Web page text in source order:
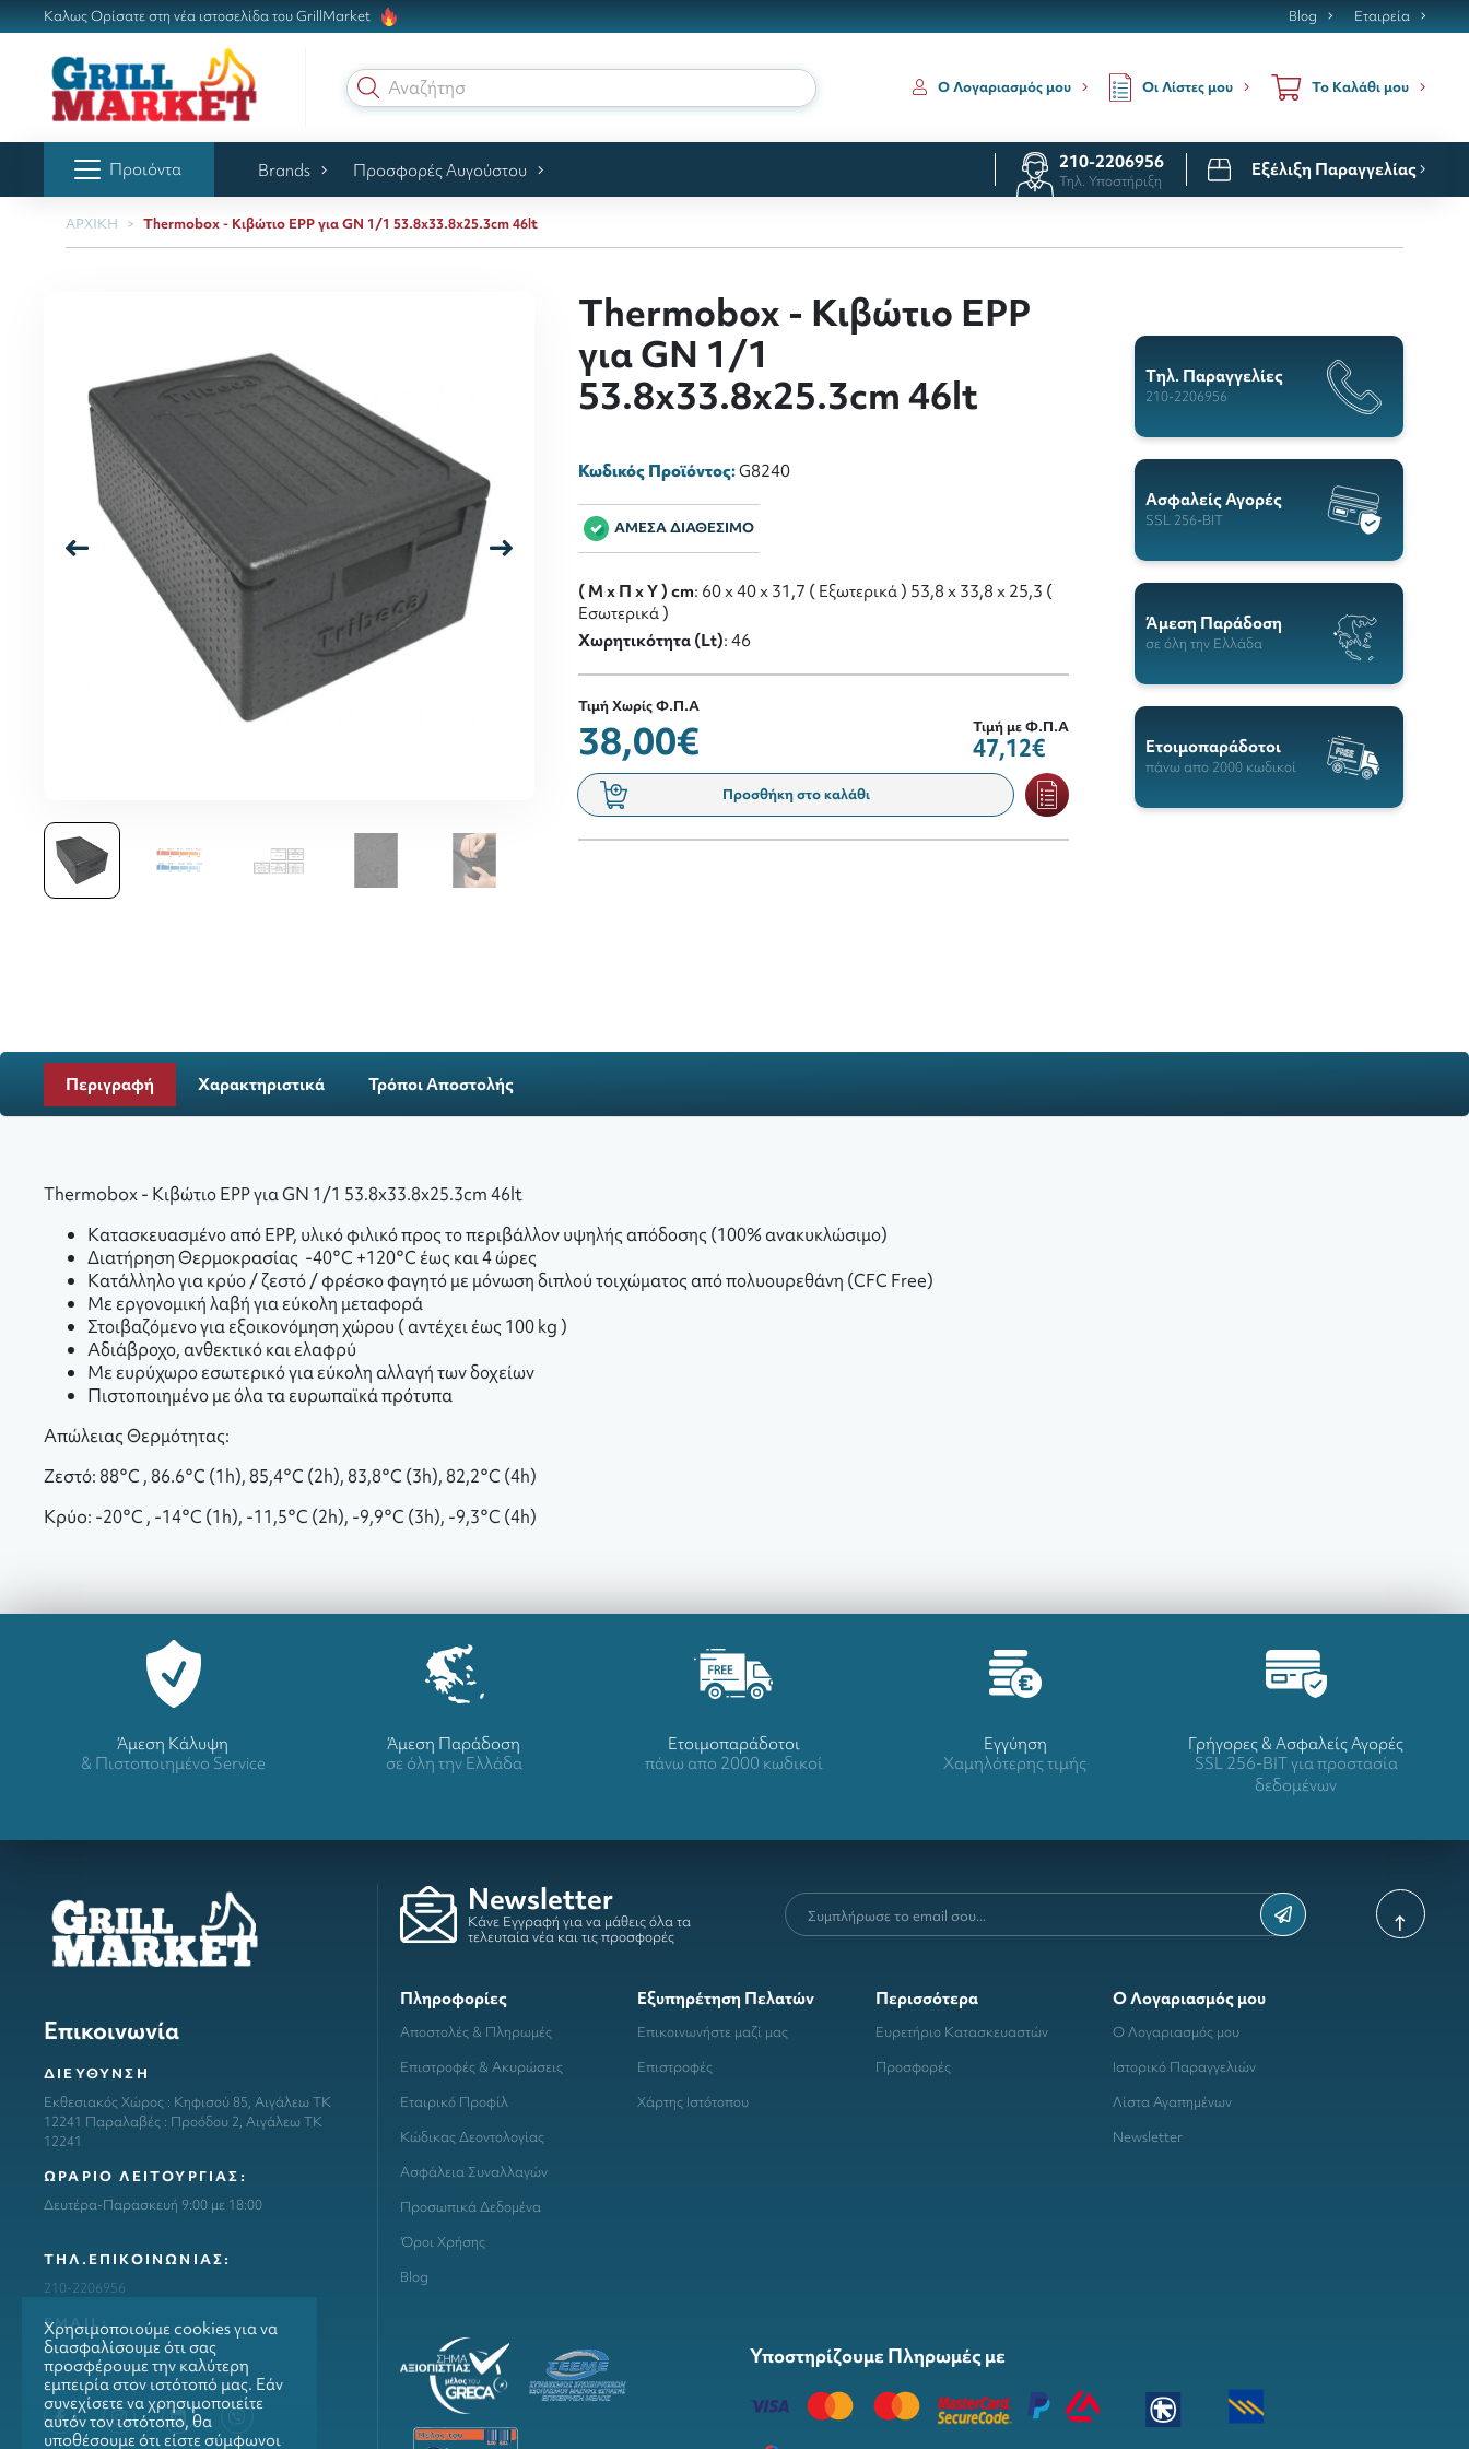
Καλως Ορίσατε στη νέα ιστοσελίδα του GrillMarket Blog Εταιρεία
Αναζήτηση για Ο Λογαριασμός μου Οι Λίστες μου Το Καλάθι μου
Προιόντα Brands Προσφορές Αυγούστου 210-2206956
Τηλ. Υποστήριξη
Εξέλιξη Παραγγελίας
ΑΡΧΙΚΗ Thermobox - Κιβώτιο EPP για GN 1/1 53.8x33.8x25.3cm 46lt
Thermobox - Κιβώτιο EPP
για GN 1/1
53.8x33.8x25.3cm 46lt
Κωδικός Προϊόντος:G8240
ΑΜΕΣΑ ΔΙΑΘΕΣΙΜΟ
( M x Π x Y ) cm: 60 x 40 x 31,7 ( Εξωτερικά ) 53,8 x 33,8 x 25,3 (
Εσωτερικά )
Χωρητικότητα (Lt): 46
Τιμή Χωρίς Φ.Π.Α
38,00€ Τιμή με Φ.Π.Α
47,12€
Προσθήκη στο καλάθι
Tηλ. Παραγγελίες
210-2206956
Ασφαλείς Αγορές
SSL 256-BIT
Άμεση Παράδοση
σε όλη την Ελλάδα
Ετοιμοπαράδοτοι
πάνω απο 2000 κωδικοί
Περιγραφή Χαρακτηριστικά Τρόποι Αποστολής
Thermobox - Κιβώτιο EPP για GN 1/1 53.8x33.8x25.3cm 46lt
Κατασκευασμένο από EPP, υλικό φιλικό προς το περιβάλλον υψηλής απόδοσης (100% ανακυκλώσιμο)
Διατήρηση Θερμοκρασίας -40°C +120°C έως και 4 ώρες
Κατάλληλο για κρύο / ζεστό / φρέσκο φαγητό με μόνωση διπλού τοιχώματος από πολυουρεθάνη (CFC Free)
Με εργονομική λαβή για εύκολη μεταφορά
Στοιβαζόμενο για εξοικονόμηση χώρου ( αντέχει έως 100 kg )
Αδιάβροχο, ανθεκτικό και ελαφρύ
Με ευρύχωρο εσωτερικό για εύκολη αλλαγή των δοχείων
Πιστοποιημένο με όλα τα ευρωπαϊκά πρότυπα
Απώλειας Θερμότητας:
Ζεστό: 88°C , 86.6°C (1h), 85,4°C (2h), 83,8°C (3h), 82,2°C (4h)
Κρύo: -20°C , -14°C (1h), -11,5°C (2h), -9,9°C (3h), -9,3°C (4h)
Άμεση Κάλυψη
& Πιστοποιημένο Service
Άμεση Παράδοση
σε όλη την Ελλάδα
Ετοιμοπαράδοτοι
πάνω απο 2000 κωδικοί
Eγγύηση
Χαμηλότερης τιμής
Γρήγορες & Ασφαλείς Αγορές
SSL 256-BIT για προστασία
δεδομένων
Επικοινωνία
ΔΙΕΥΘΥΝΣΗ
Εκθεσιακός Χώρος : Κηφισού 85, Αιγάλεω ΤΚ
12241 Παραλαβές : Προόδου 2, Αιγάλεω ΤΚ
12241
ΩΡΑΡΙΟ ΛΕΙΤΟΥΡΓΙΑΣ:
Δευτέρα-Παρασκευή 9:00 με 18:00
ΤΗΛ.ΕΠΙΚΟΙΝΩΝΙΑΣ:
210-2206956
ΕΜΑΙL:
info@grillmarket.gr
Newsletter
Κάνε Εγγραφή για να μάθεις όλα τα
τελευταία νέα και τις προσφορές
Πληροφορίες
Αποστολές & Πληρωμές
Επιστροφές & Ακυρώσεις
Εταιρικό Προφίλ
Κώδικας Δεοντολογίας
Ασφάλεια Συναλλαγών
Προσωπικά Δεδομένα
Όροι Χρήσης
Blog
Εξυπηρέτηση Πελατών
Επικοινωνήστε μαζί μας
Επιστροφές
Χάρτης Ιστότοπου
Περισσότερα
Ευρετήριο Κατασκευαστών
Προσφορές
Ο Λογαριασμός μου
Ο Λογαριασμός μου
Ιστορικό Παραγγελιών
Λίστα Αγαπημένων
Newsletter
Υποστηρίζουμε Πληρωμές με
Χρησιμοποιούμε cookies για να
διασφαλίσουμε ότι σας
προσφέρουμε την καλύτερη
εμπειρία στον ιστότοπό μας. Εάν
συνεχίσετε να χρησιμοποιείτε
αυτόν τον ιστότοπο, θα
υποθέσουμε ότι είστε σύμφωνοι